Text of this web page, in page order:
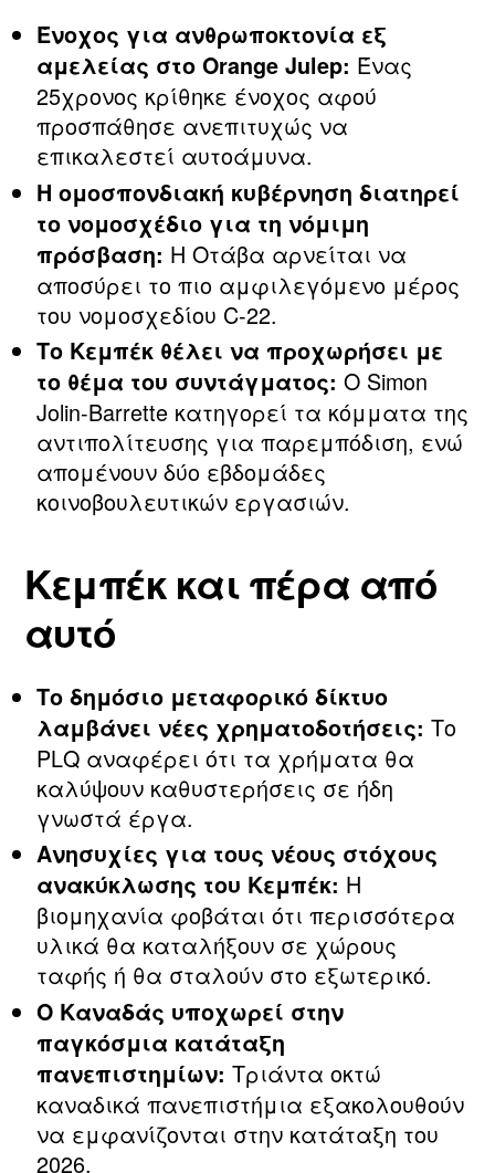
Ένοχος για ανθρωποκτονία εξ
αμελείας στο Orange Julep: Ένας
25χρονος κρίθηκε ένοχος αφού
προσπάθησε ανεπιτυχώς να
επικαλεστεί αυτοάμυνα.
Η ομοσπονδιακή κυβέρνηση διατηρεί
το νομοσχέδιο για τη νόμιμη
πρόσβαση: Η Οτάβα αρνείται να
αποσύρει το πιο αμφιλεγόμενο μέρος
του νομοσχεδίου C‑22.
Το Κεμπέκ θέλει να προχωρήσει με
το θέμα του συντάγματος: Ο Simon
Jolin‑Barrette κατηγορεί τα κόμματα της
αντιπολίτευσης για παρεμπόδιση, ενώ
απομένουν δύο εβδομάδες
κοινοβουλευτικών εργασιών.
Κεμπέκ και πέρα από
αυτό
Το δημόσιο μεταφορικό δίκτυο
λαμβάνει νέες χρηματοδοτήσεις: Το
PLQ αναφέρει ότι τα χρήματα θα
καλύψουν καθυστερήσεις σε ήδη
γνωστά έργα.
Ανησυχίες για τους νέους στόχους
ανακύκλωσης του Κεμπέκ: Η
βιομηχανία φοβάται ότι περισσότερα
υλικά θα καταλήξουν σε χώρους
ταφής ή θα σταλούν στο εξωτερικό.
Ο Καναδάς υποχωρεί στην
παγκόσμια κατάταξη
πανεπιστημίων: Τριάντα οκτώ
καναδικά πανεπιστήμια εξακολουθούν
να εμφανίζονται στην κατάταξη του
2026.